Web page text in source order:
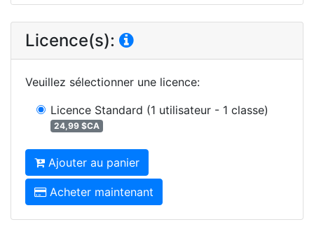
Licence(s):
Veuillez sélectionner une licence:
Licence Standard (1 utilisateur - 1 classe)
24,99 $CA
Ajouter au panier
Acheter maintenant